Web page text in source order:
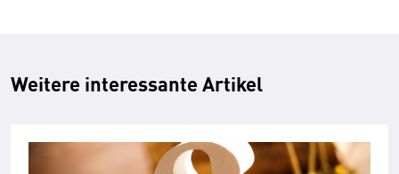
Weitere interessante Artikel